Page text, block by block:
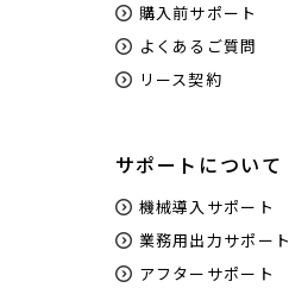
購入前サポート
よくあるご質問
リース契約
サポートについて
機械導入サポート
業務用出力サポート
アフターサポート